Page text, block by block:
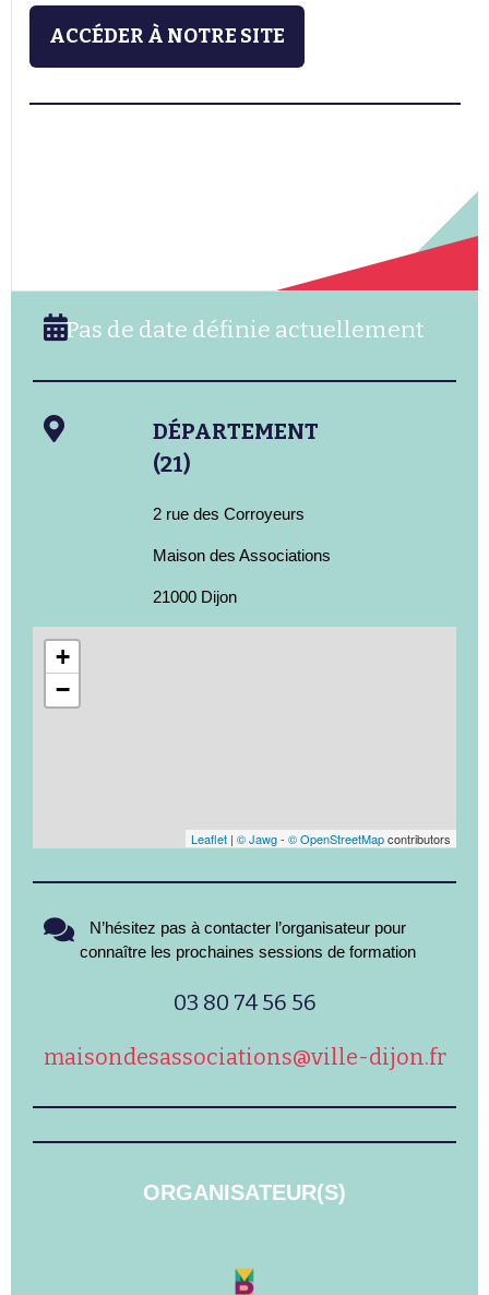
ACCÉDER À NOTRE SITE
Pas de date définie actuellement
DÉPARTEMENT
(21)
2 rue des Corroyeurs
Maison des Associations
21000 Dijon
+
−
Leaflet | © Jawg- © OpenStreetMapcontributors
N’hésitez pas à contacter l’organisateur pour
connaître les prochaines sessions de formation
03 80 74 56 56
maisondesassociations@ville-dijon.fr
ORGANISATEUR(S)